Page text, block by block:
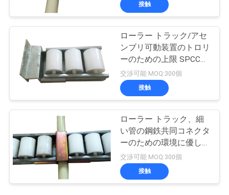
接触
ローラー トラック/アセ
ンブリ可動装置のトロリ
ーのための上限 SPCC
の鋼鉄金属のコネクター
交渉可能 MOQ:300個
接触
ローラー トラック、細
い管の鋼鉄共同コネクタ
ーのための環境に優しい
金属の接合箇所
交渉可能 MOQ:300個
接触